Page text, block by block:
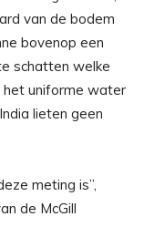
van de bodem
bovenop een
schatten welke
uniforme water
lieten geen
meting is”,
de McGill